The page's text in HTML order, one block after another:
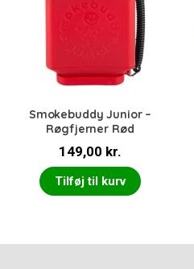
Smokebuddy Junior –
Røgfjerner Rød
149,00 kr.
Tilføj til kurv